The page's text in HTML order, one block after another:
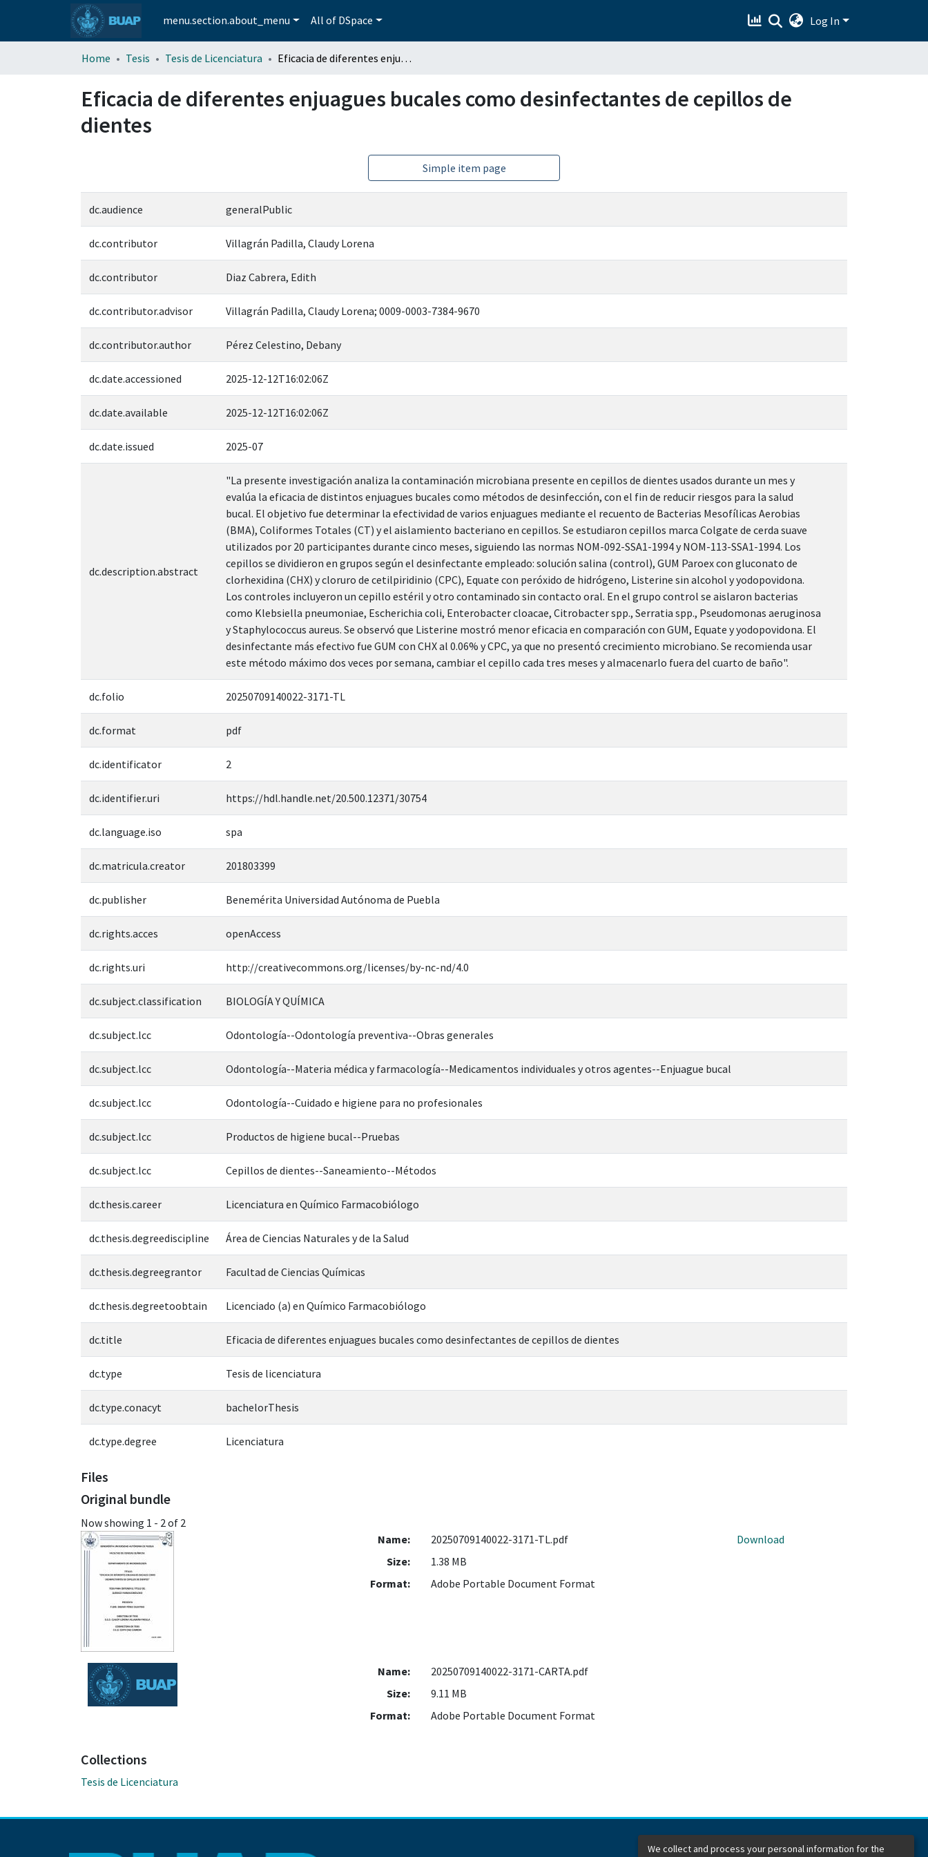
menu.section.about_menu All of DSpace Log In
Home Tesis Tesis de Licenciatura Eficacia de diferentes enjuagues bucales como desinfectantes de cepillos de dientes
Eficacia de diferentes enjuagues bucales como desinfectantes de cepillos de
dientes
Simple item page
dc.audience generalPublic
dc.contributor Villagrán Padilla, Claudy Lorena
dc.contributor Diaz Cabrera, Edith
dc.contributor.advisor Villagrán Padilla, Claudy Lorena; 0009-0003-7384-9670
dc.contributor.author Pérez Celestino, Debany
dc.date.accessioned 2025-12-12T16:02:06Z
dc.date.available 2025-12-12T16:02:06Z
dc.date.issued 2025-07
dc.description.abstract
"La presente investigación analiza la contaminación microbiana presente en cepillos de dientes usados durante un mes y
evalúa la eficacia de distintos enjuagues bucales como métodos de desinfección, con el fin de reducir riesgos para la salud
bucal. El objetivo fue determinar la efectividad de varios enjuagues mediante el recuento de Bacterias Mesofílicas Aerobias
(BMA), Coliformes Totales (CT) y el aislamiento bacteriano en cepillos. Se estudiaron cepillos marca Colgate de cerda suave
utilizados por 20 participantes durante cinco meses, siguiendo las normas NOM-092-SSA1-1994 y NOM-113-SSA1-1994. Los
cepillos se dividieron en grupos según el desinfectante empleado: solución salina (control), GUM Paroex con gluconato de
clorhexidina (CHX) y cloruro de cetilpiridinio (CPC), Equate con peróxido de hidrógeno, Listerine sin alcohol y yodopovidona.
Los controles incluyeron un cepillo estéril y otro contaminado sin contacto oral. En el grupo control se aislaron bacterias
como Klebsiella pneumoniae, Escherichia coli, Enterobacter cloacae, Citrobacter spp., Serratia spp., Pseudomonas aeruginosa
y Staphylococcus aureus. Se observó que Listerine mostró menor eficacia en comparación con GUM, Equate y yodopovidona. El
desinfectante más efectivo fue GUM con CHX al 0.06% y CPC, ya que no presentó crecimiento microbiano. Se recomienda usar
este método máximo dos veces por semana, cambiar el cepillo cada tres meses y almacenarlo fuera del cuarto de baño".
dc.folio 20250709140022-3171-TL
dc.format pdf
dc.identificator 2
dc.identifier.uri https://hdl.handle.net/20.500.12371/30754
dc.language.iso spa
dc.matricula.creator 201803399
dc.publisher Benemérita Universidad Autónoma de Puebla
dc.rights.acces openAccess
dc.rights.uri http://creativecommons.org/licenses/by-nc-nd/4.0
dc.subject.classification BIOLOGÍA Y QUÍMICA
dc.subject.lcc Odontología--Odontología preventiva--Obras generales
dc.subject.lcc Odontología--Materia médica y farmacología--Medicamentos individuales y otros agentes--Enjuague bucal
dc.subject.lcc Odontología--Cuidado e higiene para no profesionales
dc.subject.lcc Productos de higiene bucal--Pruebas
dc.subject.lcc Cepillos de dientes--Saneamiento--Métodos
dc.thesis.career Licenciatura en Químico Farmacobiólogo
dc.thesis.degreediscipline Área de Ciencias Naturales y de la Salud
dc.thesis.degreegrantor Facultad de Ciencias Químicas
dc.thesis.degreetoobtain Licenciado (a) en Químico Farmacobiólogo
dc.title Eficacia de diferentes enjuagues bucales como desinfectantes de cepillos de dientes
dc.type Tesis de licenciatura
dc.type.conacyt bachelorThesis
dc.type.degree Licenciatura
Files
Original bundle
Now showing 1 - 2 of 2
Name:
20250709140022-3171-TL.pdf
Size:
1.38 MB
Format:
Adobe Portable Document Format
Download
Name:
20250709140022-3171-CARTA.pdf
Size:
9.11 MB
Format:
Adobe Portable Document Format
Collections
Tesis de Licenciatura
We collect and process your personal information for the